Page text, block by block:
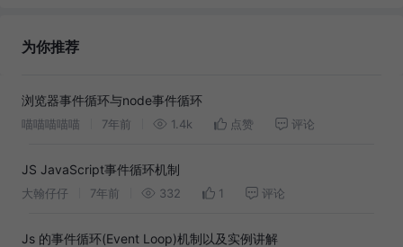
为你推荐
浏览器事件循环与node事件循环
喵喵喵喵喵 7年前 1.4k 点赞 评论
JS JavaScript事件循环机制
大翰仔仔 7年前 332 1 评论
Js 的事件循环(Event Loop)机制以及实例讲解